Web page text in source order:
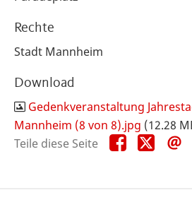
Rechte
Stadt Mannheim
Download
Gedenkveranstaltung
Mannheim (8 von 8).jpg (12.28
Teile diese Seite
Teile
diese
Teile
diese